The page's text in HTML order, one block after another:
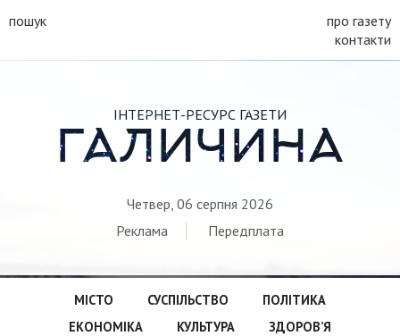
пошук
про газету
контакти
ІНТЕРНЕТ-РЕСУРС ГАЗЕТИ
ГАЛИЧИНА
Четвер, 06 серпня 2026
Реклама
Передплата
МІСТО СУСПІЛЬСТВО
ПОЛІТИКА
ЕКОНОМІКА
КУЛЬТУРА
ЗДОРОВ’Я